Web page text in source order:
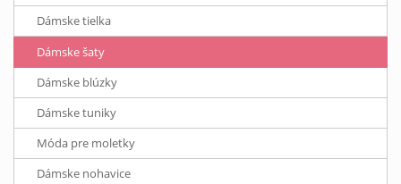
Dámske tielka
Dámske šaty
Dámske blúzky
Dámske tuniky
Móda pre moletky
Dámske nohavice